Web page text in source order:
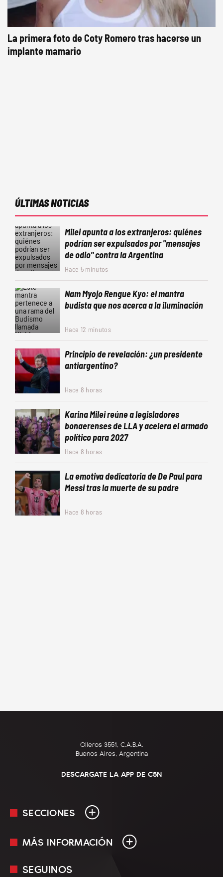
La primera foto de Coty Romero tras hacerse un
implante mamario
ÚLTIMAS NOTICIAS
Milei apunta a los extranjeros: quiénes
podrían ser expulsados por "mensajes
de odio" contra la Argentina
Hace 5 minutos
Nam Myojo Rengue Kyo: el mantra
budista que nos acerca a la iluminación
Hace 12 minutos
Principio de revelación: ¿un presidente
antiargentino?
Hace 8 horas
Karina Milei reúne a legisladores
bonaerenses de LLA y acelera el armado
político para 2027
Hace 8 horas
La emotiva dedicatoria de De Paul para
Messi tras la muerte de su padre
Hace 8 horas
Olleros 3551, C.A.B.A.
Buenos Aires, Argentina
DESCARGATE LA APP DE C5N
SECCIONES
En Vivo
MÁS INFORMACIÓN
Mediakit
SEGUINOS